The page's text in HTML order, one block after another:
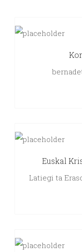
Euskal
Latiegi ta